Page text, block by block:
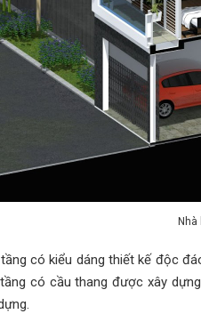
có kiểu dáng thiết kế độc
có cầu thang được xây